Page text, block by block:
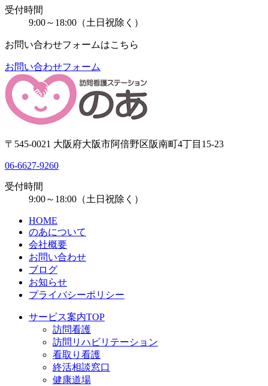
受付時間
9:00～18:00（土日祝除く）
お問い合わせフォームはこちら
お問い合わせフォーム
〒545-0021 大阪府大阪市阿倍野区阪南町4丁目15-23
06-6627-9260
受付時間
9:00～18:00（土日祝除く）
HOME
のあについて
会社概要
お問い合わせ
ブログ
お知らせ
プライバシーポリシー
サービス案内TOP
訪問看護
訪問リハビリテーション
看取り看護
終活相談窓口
健康道場